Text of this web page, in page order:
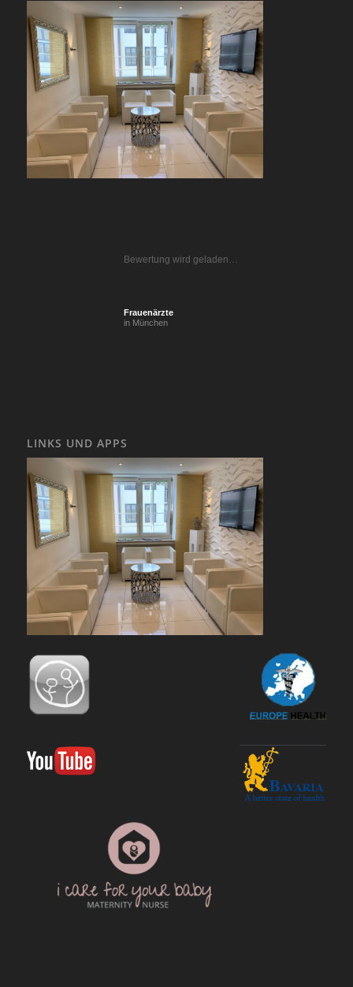
Bewertung wird geladen…
Frauenärzte
in München
LINKS UND APPS